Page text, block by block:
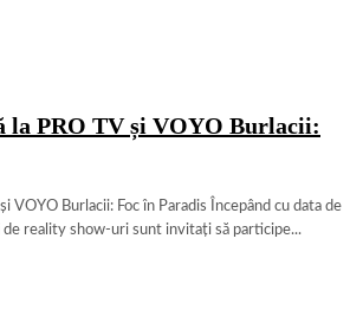
la PRO TV și VOYO Burlacii:
VOYO Burlacii: Foc în Paradis Începând cu data de
reality show-uri sunt invitați să participe...